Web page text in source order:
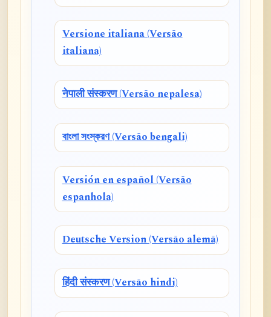
Versione italiana (Versão
italiana)
नेपाली संस्करण (Versão nepalesa)
বাংলা সংস্করণ (Versão bengali)
Versión en español (Versão
espanhola)
Deutsche Version (Versão alemã)
हिंदी संस्करण (Versão hindi)